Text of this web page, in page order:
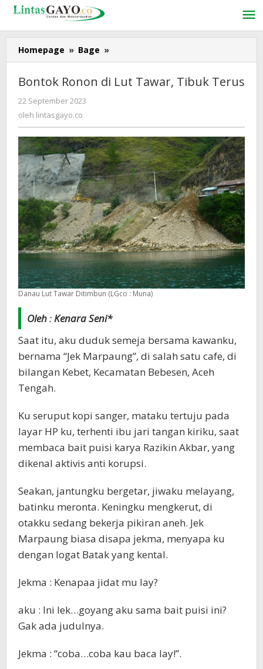
Lewati
konten
Homepage » Bage »
Ronon
Lut
Terus
Bontok Ronon di Lut Tawar, Tibuk Terus
22 September 2023
oleh lintasgayo.co
Danau Lut Tawar Ditimbun (LGco : Muna)
Oleh:Kenara Seni*
Saat itu, aku duduk semeja bersama kawanku,
bernama “Jek Marpaung”, di salah satu cafe, di
bilangan Kebet, Kecamatan Bebesen, Aceh
Tengah.
Ku seruput kopi sanger, mataku tertuju pada
layar HP ku, terhenti ibu jari tangan kiriku, saat
membaca bait puisi karya Razikin Akbar, yang
dikenal aktivis anti korupsi.
Seakan, jantungku bergetar, jiwaku melayang,
batinku meronta. Keningku mengkerut, di
otakku sedang bekerja pikiran aneh. Jek
Marpaung biasa disapa jekma, menyapa ku
dengan logat Batak yang kental.
Jekma : Kenapaa jidat mu lay?
aku : Ini lek…goyang aku sama bait puisi ini?
Gak ada judulnya.
Jekma : “coba…coba kau baca lay!”.